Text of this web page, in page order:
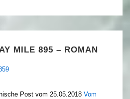
MILE 895 – ROMAN
Post vom 25.05.2018 Vom